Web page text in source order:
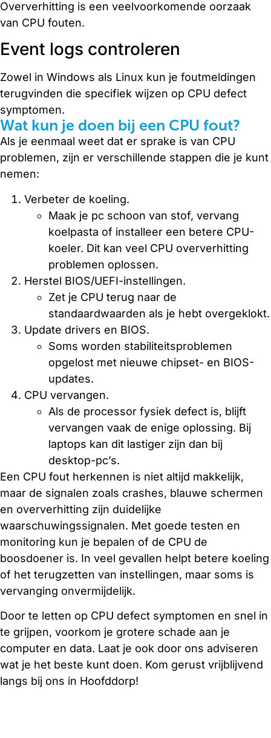
Oververhitting is een veelvoorkomende oorzaak
van CPU fouten.
Event logs controleren
Zowel in Windows als Linux kun je foutmeldingen
terugvinden die specifiek wijzen op CPU defect
symptomen.
Wat kun je doen bij een CPU fout?
Als je eenmaal weet dat er sprake is van CPU
problemen, zijn er verschillende stappen die je kunt
nemen:
Verbeter de koeling.
Maak je pc schoon van stof, vervang
koelpasta of installeer een betere CPU-
koeler. Dit kan veel CPU oververhitting
problemen oplossen.
Herstel BIOS/UEFI-instellingen.
Zet je CPU terug naar de
standaardwaarden als je hebt overgeklokt.
Update drivers en BIOS.
Soms worden stabiliteitsproblemen
opgelost met nieuwe chipset- en BIOS-
updates.
CPU vervangen.
Als de processor fysiek defect is, blijft
vervangen vaak de enige oplossing. Bij
laptops kan dit lastiger zijn dan bij
desktop-pc’s.
Een CPU fout herkennen is niet altijd makkelijk,
maar de signalen zoals crashes, blauwe schermen
en oververhitting zijn duidelijke
waarschuwingssignalen. Met goede testen en
monitoring kun je bepalen of de CPU de
boosdoener is. In veel gevallen helpt betere koeling
of het terugzetten van instellingen, maar soms is
vervanging onvermijdelijk.
Door te letten op CPU defect symptomen en snel in
te grijpen, voorkom je grotere schade aan je
computer en data. Laat je ook door ons adviseren
wat je het beste kunt doen. Kom gerust vrijblijvend
langs bij ons in Hoofddorp!